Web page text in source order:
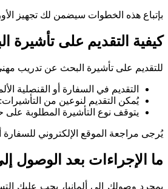
بإتباع هذه الخطوات سيضمن لك تجهيز
كيفية التقديم على تأشيرة
للتقديم على تأشيرة البحث عن تدريب مهني
التقديم في السفارة أو القنصلية
يُمكن التقديم لنوعين من
يتوقف نوع التأشيرة المطلوبة على
يُرجى مراجعة الموقع الإلكتروني
ما الإجراءات بعد الوصول